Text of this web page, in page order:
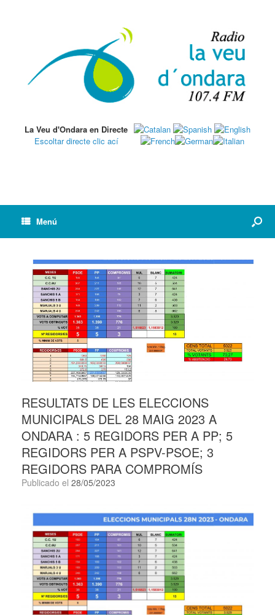
La Veu d'Ondara en Directe
Escoltar directe clic ací
Menú
RESULTATS DE LES ELECCIONS
MUNICIPALS DEL 28 MAIG 2023 A
ONDARA : 5 REGIDORS PER A PP; 5
REGIDORS PER A PSPV-PSOE; 3
REGIDORS PARA COMPROMÍS
Publicado el 28/05/2023